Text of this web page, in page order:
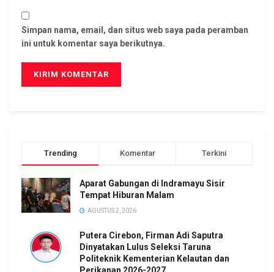
Simpan nama, email, dan situs web saya pada peramban
ini untuk komentar saya berikutnya.
Trending Komentar Terkini
Aparat Gabungan di Indramayu Sisir
Tempat Hiburan Malam
AGUSTUS 2, 2026
Putera Cirebon, Firman Adi Saputra
Dinyatakan Lulus Seleksi Taruna
Politeknik Kementerian Kelautan dan
Perikanan 2026-2027